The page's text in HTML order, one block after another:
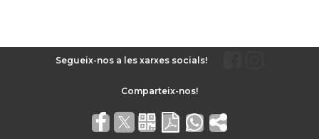
Segueix-nos a les xarxes socials!